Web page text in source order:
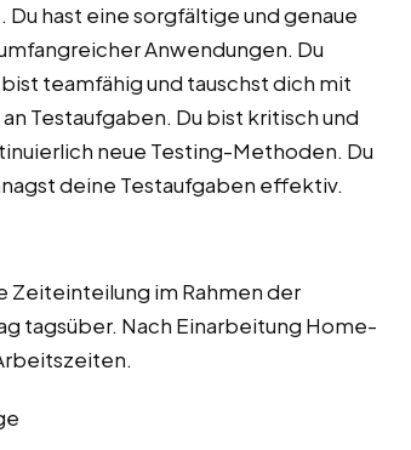
hast eine sorgfältige und genaue
Anwendungen. Du
teamfähig und tauschst dich mit
Testaufgaben. Du bist kritisch und
neue Testing-Methoden. Du
deine Testaufgaben effektiv.
Zeiteinteilung im Rahmen der
tagsüber. Nach Einarbeitung Home-